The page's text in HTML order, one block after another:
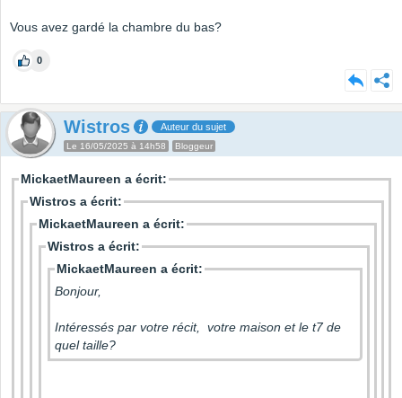
Vous avez gardé la chambre du bas?
0
Wistros Auteur du sujet
Le 16/05/2025 à 14h58 Bloggeur
MickaetMaureen a écrit:
Wistros a écrit:
MickaetMaureen a écrit:
Wistros a écrit:
MickaetMaureen a écrit:
Bonjour,
Intéressés par votre récit, votre maison et le t7 de
quel taille?